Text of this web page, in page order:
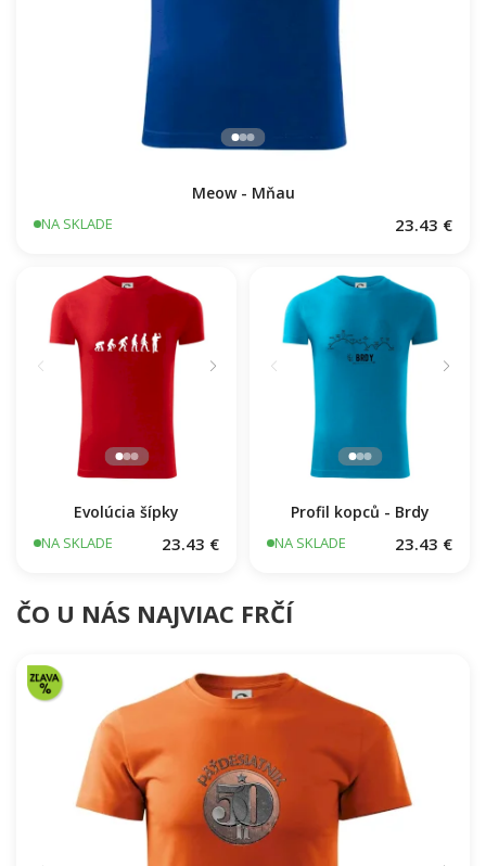
Meow - Mňau
NA SKLADE 23.43 €
Evolúcia šípky
NA SKLADE 23.43 €
Profil kopců - Brdy
NA SKLADE 23.43 €
ČO U NÁS NAJVIAC FRČÍ